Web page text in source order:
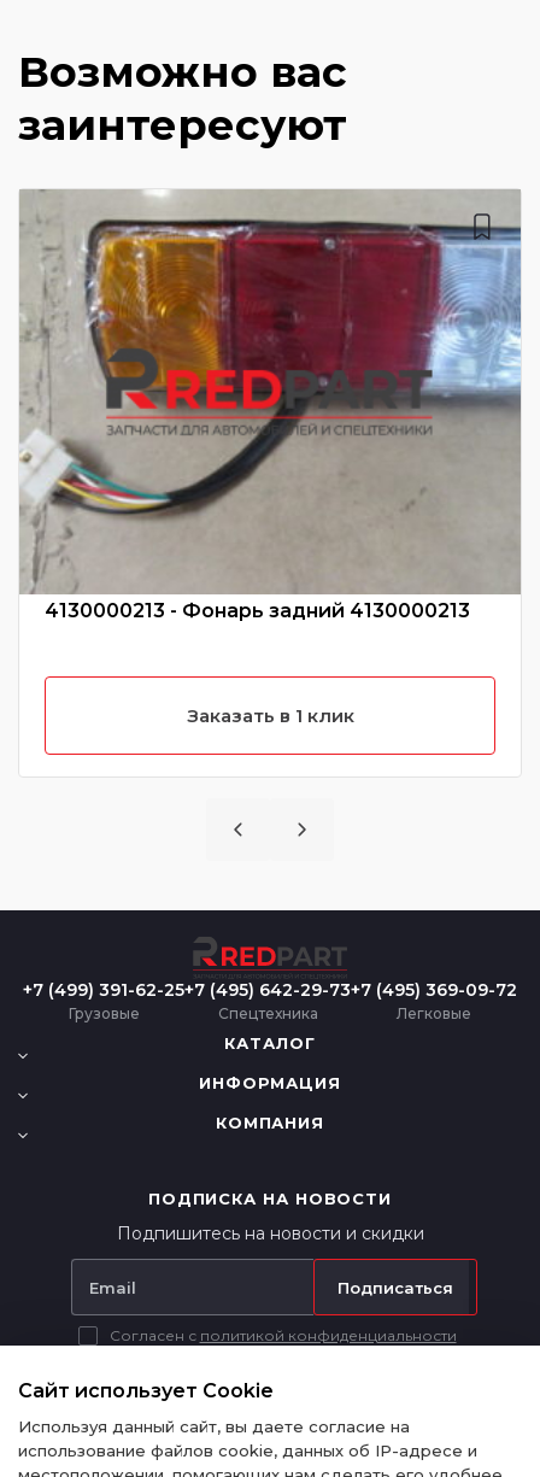
Возможно вас
заинтересуют
4130000213 - Фонарь задний 4130000213
Заказать в 1 клик
+7 (499) 391-62-25
Грузовые
+7 (495) 642-29-73
Спецтехника
+7 (495) 369-09-72
Легковые
КАТАЛОГ
ИНФОРМАЦИЯ
КОМПАНИЯ
ПОДПИСКА НА НОВОСТИ
Подпишитесь на новости и скидки
Подписаться
Согласен с политикой конфиденциальности
информационный характер и ни при каких условиях не является
публичной офертой в соответствии с п. 2 ст. 437 ГК РФ.
Сайт использует Cookie
Используя данный сайт, вы даете согласие на
использование файлов cookie, данных об IP-адресе и